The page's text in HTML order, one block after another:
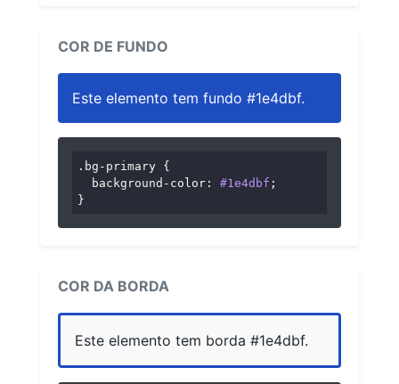
COR DE FUNDO
Este elemento tem fundo #1e4dbf.
.bg-primary {
background-color : #1e4dbf ;
}
COR DA BORDA
Este elemento tem borda #1e4dbf.